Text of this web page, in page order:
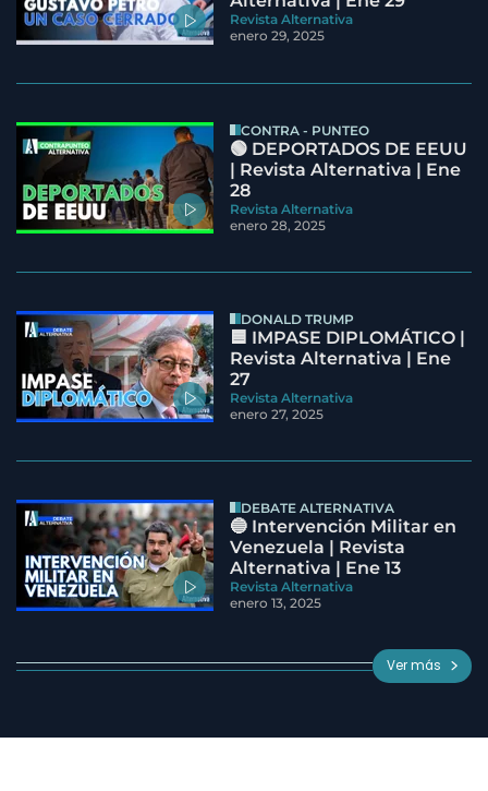
Revista Alternativa
enero 29, 2025
CONTRA - PUNTEO
🟢 DEPORTADOS DE EEUU
| Revista Alternativa | Ene
28
Revista Alternativa
enero 28, 2025
DONALD TRUMP
🟦 IMPASE DIPLOMÁTICO |
Revista Alternativa | Ene
27
Revista Alternativa
enero 27, 2025
DEBATE ALTERNATIVA
🔵 Intervención Militar en
Venezuela | Revista
Alternativa | Ene 13
Revista Alternativa
enero 13, 2025
Ver más